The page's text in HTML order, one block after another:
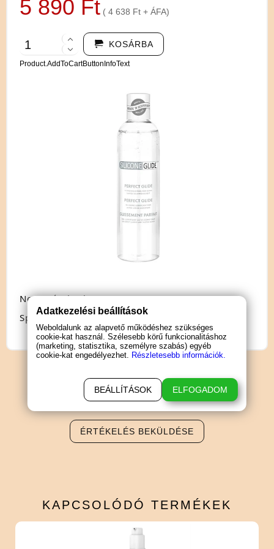
5 890 Ft ( 4 638 Ft + ÁFA)
KOSÁRBA
Product.AddToCartButtonInfoText
Nem: pároknak
Speciális jellemző: natúr
ÉRTÉKELÉSEK
ÉRTÉKELÉS BEKÜLDÉSE
KAPCSOLÓDÓ TERMÉKEK
Adatkezelési beállítások
Weboldalunk az alapvető működéshez szükséges
cookie-kat használ. Szélesebb körű funkcionalitáshoz
(marketing, statisztika, személyre szabás) egyéb
cookie-kat engedélyezhet. Részletesebb információk.
BEÁLLÍTÁSOK ELFOGADOM